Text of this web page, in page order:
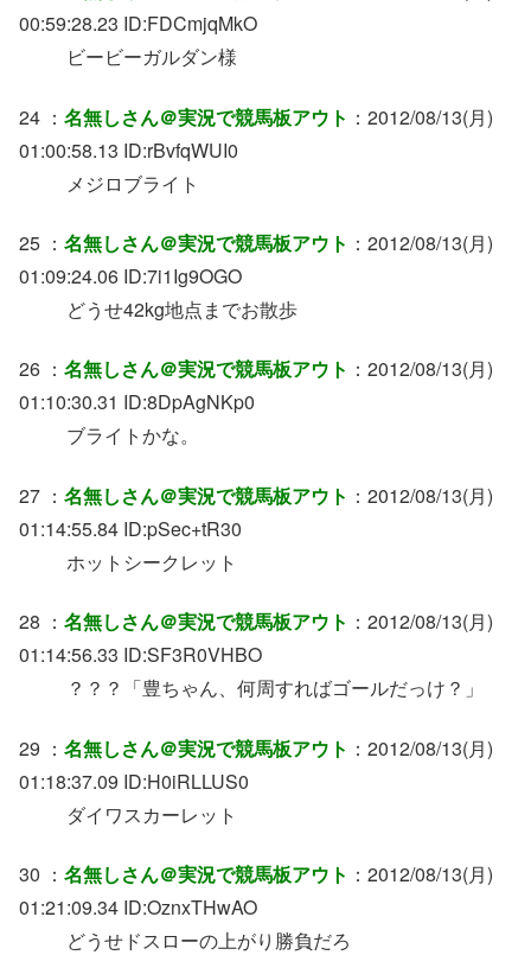
00:59:28.23 ID:FDCmjqMkO
ビービーガルダン様
24 ： 名無しさん＠実況で競馬板アウト ：2012/08/13(月)
01:00:58.13 ID:rBvfqWUI0
メジロブライト
25 ： 名無しさん＠実況で競馬板アウト ：2012/08/13(月)
01:09:24.06 ID:7i1Ig9OGO
どうせ42kg地点までお散歩
26 ： 名無しさん＠実況で競馬板アウト ：2012/08/13(月)
01:10:30.31 ID:8DpAgNKp0
ブライトかな。
27 ： 名無しさん＠実況で競馬板アウト ：2012/08/13(月)
01:14:55.84 ID:pSec+tR30
ホットシークレット
28 ： 名無しさん＠実況で競馬板アウト ：2012/08/13(月)
01:14:56.33 ID:SF3R0VHBO
？？？「豊ちゃん、何周すればゴールだっけ？」
29 ： 名無しさん＠実況で競馬板アウト ：2012/08/13(月)
01:18:37.09 ID:H0iRLLUS0
ダイワスカーレット
30 ： 名無しさん＠実況で競馬板アウト ：2012/08/13(月)
01:21:09.34 ID:OznxTHwAO
どうせドスローの上がり勝負だろ